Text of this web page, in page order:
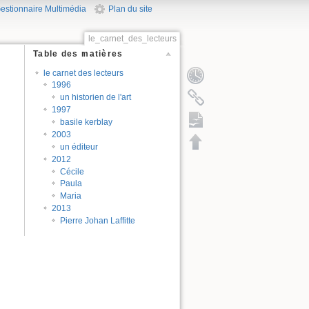
Multimédia Plan du site
le_carnet_des_lecteurs
Table des matières
le carnet des lecteurs
1996
un historien de l'art
1997
basile kerblay
2003
un éditeur
2012
Cécile
Paula
Maria
2013
Pierre Johan Laffitte